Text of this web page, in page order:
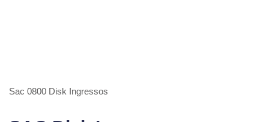
Sac 0800 Disk Ingressos